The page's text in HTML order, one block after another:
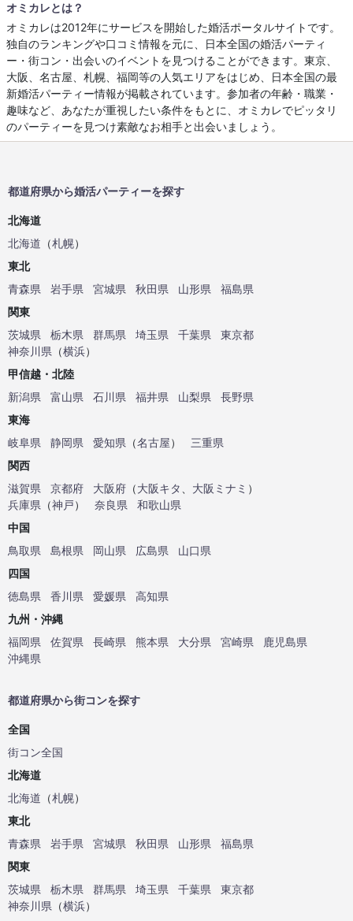
オミカレとは？
オミカレは2012年にサービスを開始した婚活ポータルサイトです。
独自のランキングや口コミ情報を元に、日本全国の婚活パーティ
ー・街コン・出会いのイベントを見つけることができます。東京、
大阪、名古屋、札幌、福岡等の人気エリアをはじめ、日本全国の最
新婚活パーティー情報が掲載されています。参加者の年齢・職業・
趣味など、あなたが重視したい条件をもとに、オミカレでピッタリ
のパーティーを見つけ素敵なお相手と出会いましょう。
都道府県から婚活パーティーを探す
北海道
北海道 （札幌）
東北
青森県
岩手県 宮城県 秋田県 山形県
福島県
関東
茨城県
栃木県 群馬県 埼玉県 千葉県
東京都
神奈川県 （横浜）
甲信越・北陸
新潟県
富山県 石川県 福井県 山梨県
長野県
東海
岐阜県
静岡県 愛知県 （名古屋）
三重県
関西
滋賀県
京都府 大阪府 （大阪キタ 大阪ミナミ ）
兵庫県 （神戸） 奈良県
和歌山県
中国
鳥取県
島根県 岡山県 広島県
山口県
四国
徳島県
香川県 愛媛県
高知県
九州・沖縄
福岡県
佐賀県 長崎県 熊本県 大分県 宮崎県
鹿児島県
沖縄県
都道府県から街コンを探す
全国
街コン全国
北海道
北海道 （札幌）
東北
青森県
岩手県 宮城県 秋田県 山形県
福島県
関東
茨城県
栃木県 群馬県 埼玉県 千葉県
東京都
神奈川県 （横浜）